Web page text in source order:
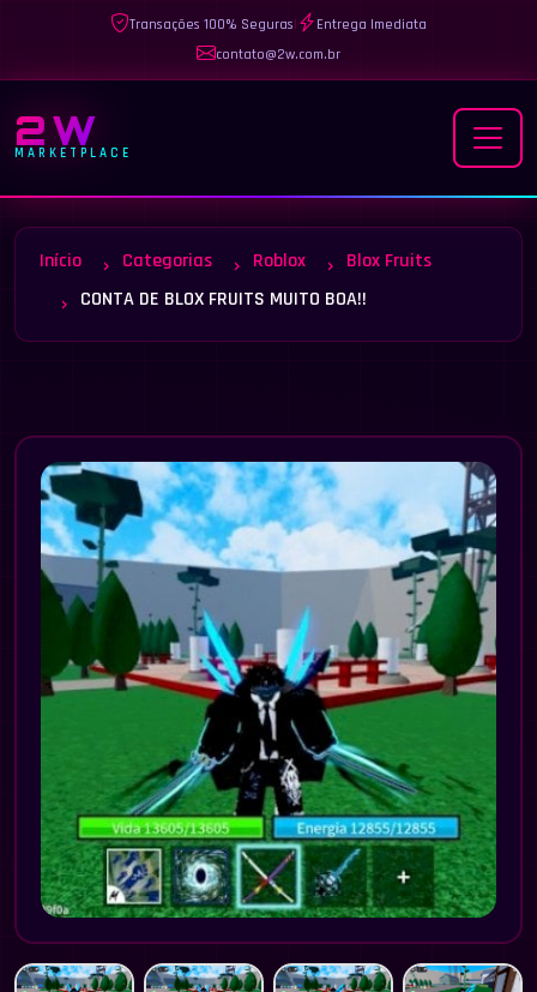
Transações 100% Seguras|
Entrega Imediata
contato@2w.com.br
2W
MARKETPLACE
Início Categorias Roblox
Blox Fruits
CONTA DE BLOX FRUITS MUITO BOA!!